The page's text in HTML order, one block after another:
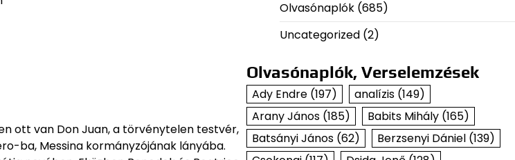
ott van Don Juan, a törvénytelen testvér,
ba, Messina kormányzójának lányába.
Olvasónaplók(685)
Uncategorized(2)
Olvasónaplók, Verselemzések
Ady Endre(197) analízis(149)
Arany János(185) Babits Mihály(165)
Batsányi János(62) Berzsenyi Dániel(139)